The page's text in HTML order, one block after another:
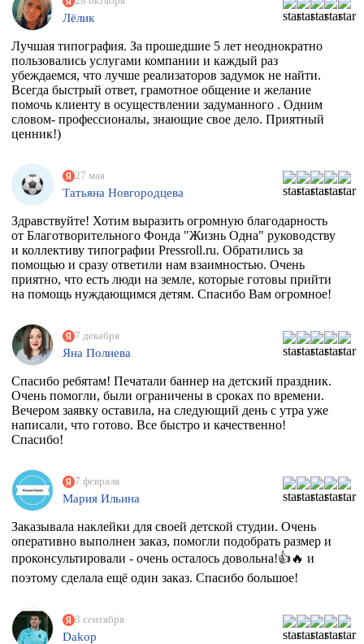
Лёлик
Лучшая типография. За прошедшие 5 лет неоднократно
пользовались услугами компании и каждый раз
убеждаемся, что лучше реализаторов задумок не найти.
Всегда быстрый ответ, грамотное общение и желание
помочь клиенту в осуществлении задуманного . Одним
словом- профессионалы, знающие свое дело. Приятный
ценник!)
27 мая
Татьяна Новгородцева
Здравствуйте! Хотим выразить огромную благодарность
от Благотворительного Фонда "Жизнь Одна" руководству
и коллективу типографии Pressroll.ru. Обратились за
помощью и сразу ответили нам взаимностью. Очень
приятно, что есть люди на земле, которые готовы прийти
на помощь нуждающимся детям. Спасибо Вам огромное!
7 декабря
Яна Полиева
Спасибо ребятам! Печатали баннер на детский праздник.
Очень помогли, были ограничены в сроках по времени.
Вечером заявку оставила, на следующий день с утра уже
написали, что готово. Все быстро и качественно!
Спасибо!
7 февраля
Мария Ильина
Заказывала наклейки для своей детской студии. Очень
оперативно выполнен заказ, помогли подобрать размер и
проконсультировали - очень осталось довольна!👍🔥 и
поэтому сделала ещё один заказ. Спасибо большое!
3 сентября
Dakop